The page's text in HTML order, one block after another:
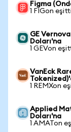
Figma
1 FIGon
GE
Doları'na
1 GEVon
VanEck
1 REMXon
Applied
Doları'na
1 AMATon